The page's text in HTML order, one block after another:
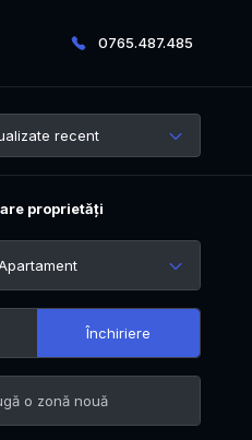
0765.487.485
recent
proprietăți
Închiriere